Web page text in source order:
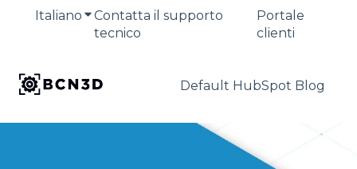
Italiano Mostra sottomenu per le traduzioni
Contatta il supporto
tecnico
Portale
clienti
Default HubSpot Blog